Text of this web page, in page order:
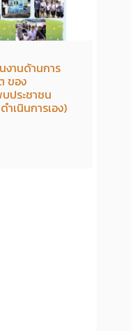
งานด้านการ
ของ
ประชาชน
เนินการเอง)